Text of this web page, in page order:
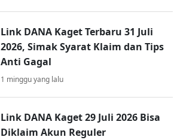
Link DANA Kaget Terbaru 31 Juli
2026, Simak Syarat Klaim dan Tips
Anti Gagal
1 minggu yang lalu
Link DANA Kaget 29 Juli 2026 Bisa
Diklaim Akun Reguler